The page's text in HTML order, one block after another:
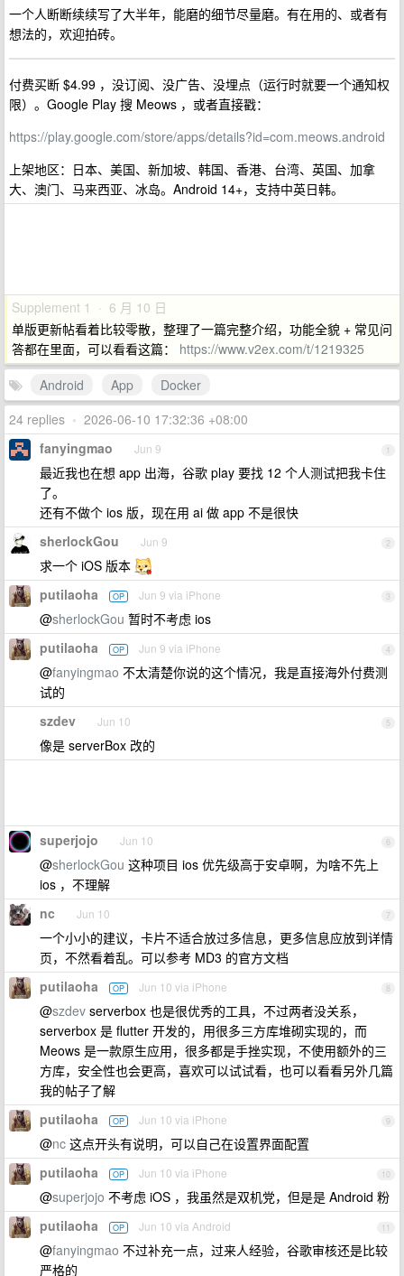
一个人断断续续写了大半年，能磨的细节尽量磨。有在用的、或者有
想法的，欢迎拍砖。
付费买断 $4.99 ，没订阅、没广告、没埋点（运行时就要一个通知权
限）。Google Play 搜 Meows ，或者直接戳：
https://play.google.com/store/apps/details?id=com.meows.android
上架地区：日本、美国、新加坡、韩国、香港、台湾、英国、加拿
大、澳门、马来西亚、冰岛。Android 14+，支持中英日韩。
Supplement 1 · 6 月 10 日
单版更新帖看着比较零散，整理了一篇完整介绍，功能全貌 + 常见问
答都在里面，可以看看这篇： https://www.v2ex.com/t/1219325
Android
App
Docker
24 replies • 2026-06-10 17:32:36 +08:00
1
fanyingmao Jun 9
最近我也在想 app 出海，谷歌 play 要找 12 个人测试把我卡住
了。
还有不做个 ios 版，现在用 ai 做 app 不是很快
2
sherlockGou Jun 9
求一个 iOS 版本
3
putilaoha OP Jun 9 via iPhone
@sherlockGou 暂时不考虑 ios
4
putilaoha OP Jun 9 via iPhone
@fanyingmao 不太清楚你说的这个情况，我是直接海外付费测
试的
5
szdev Jun 10
像是 serverBox 改的
6
superjojo Jun 10
@sherlockGou 这种项目 ios 优先级高于安卓啊，为啥不先上
ios ，不理解
7
nc Jun 10
一个小小的建议，卡片不适合放过多信息，更多信息应放到详情
页，不然看着乱。可以参考 MD3 的官方文档
8
putilaoha OP Jun 10 via iPhone
@szdev serverbox 也是很优秀的工具，不过两者没关系，
serverbox 是 flutter 开发的，用很多三方库堆砌实现的，而
Meows 是一款原生应用，很多都是手挫实现，不使用额外的三
方库，安全性也会更高，喜欢可以试试看，也可以看看另外几篇
我的帖子了解
9
putilaoha OP Jun 10 via iPhone
@nc 这点开头有说明，可以自己在设置界面配置
10
putilaoha OP Jun 10 via iPhone
@superjojo 不考虑 iOS ，我虽然是双机党，但是是 Android 粉
11
putilaoha OP Jun 10 via Android
@fanyingmao 不过补充一点，过来人经验，谷歌审核还是比较
严格的